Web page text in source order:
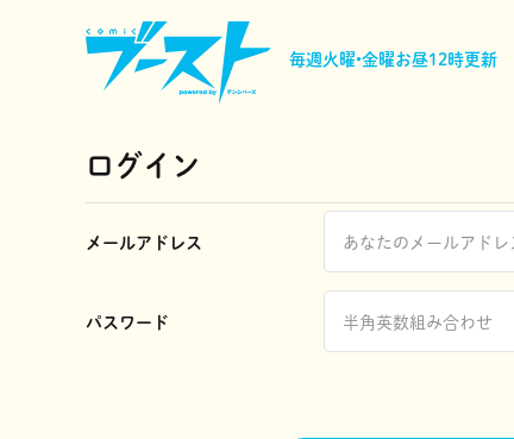
毎週火曜•金曜お昼12時更新
ログイン
メールアドレス
パスワード